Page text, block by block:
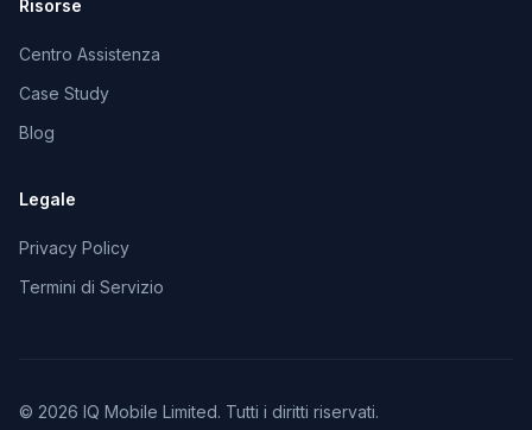
Risorse
Centro Assistenza
Case Study
Blog
Legale
Privacy Policy
Termini di Servizio
© 2026 IQ Mobile Limited. Tutti i diritti riservati.